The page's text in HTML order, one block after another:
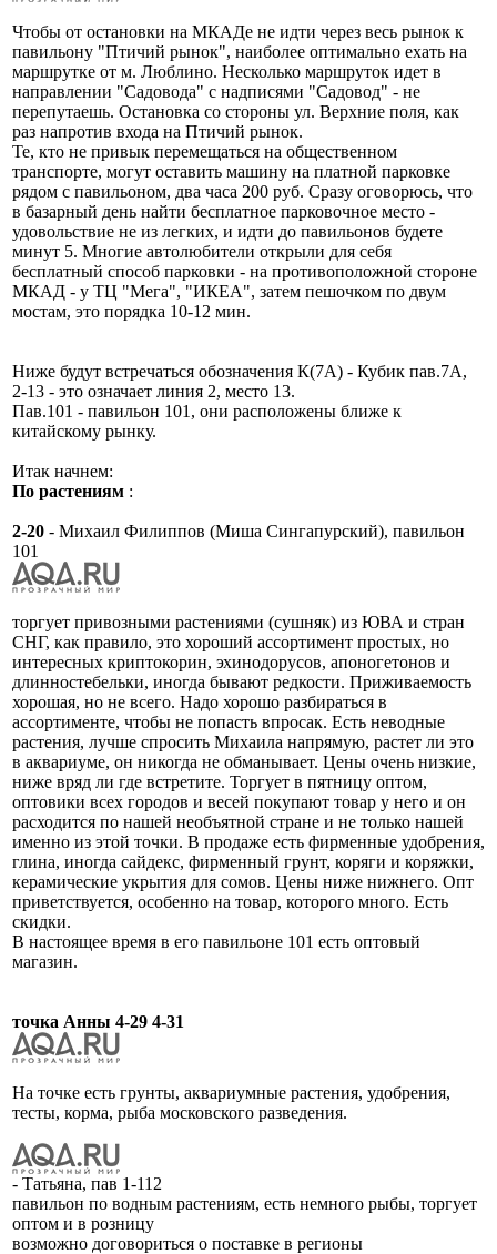
Чтобы от остановки на МКАДе не идти через весь рынок к
павильону "Птичий рынок", наиболее оптимально ехать на
маршрутке от м. Люблино. Несколько маршруток идет в
направлении "Садовода" с надписями "Садовод" - не
перепутаешь. Остановка со стороны ул. Верхние поля, как
раз напротив входа на Птичий рынок.
Те, кто не привык перемещаться на общественном
транспорте, могут оставить машину на платной парковке
рядом с павильоном, два часа 200 руб. Сразу оговорюсь, что
в базарный день найти бесплатное парковочное место -
удовольствие не из легких, и идти до павильонов будете
минут 5. Многие автолюбители открыли для себя
бесплатный способ парковки - на противоположной стороне
МКАД - у ТЦ "Мега", "ИКЕА", затем пешочком по двум
мостам, это порядка 10-12 мин.
Ниже будут встречаться обозначения К(7А) - Кубик пав.7А,
2-13 - это означает линия 2, место 13.
Пав.101 - павильон 101, они расположены ближе к
китайскому рынку.
Итак начнем:
По растениям :
2-20 - Михаил Филиппов (Миша Сингапурский), павильон
101
торгует привозными растениями (сушняк) из ЮВА и стран
СНГ, как правило, это хороший ассортимент простых, но
интересных криптокорин, эхинодорусов, апоногетонов и
длинностебельки, иногда бывают редкости. Приживаемость
хорошая, но не всего. Надо хорошо разбираться в
ассортименте, чтобы не попасть впросак. Есть неводные
растения, лучше спросить Михаила напрямую, растет ли это
в аквариуме, он никогда не обманывает. Цены очень низкие,
ниже вряд ли где встретите. Торгует в пятницу оптом,
оптовики всех городов и весей покупают товар у него и он
расходится по нашей необъятной стране и не только нашей
именно из этой точки. В продаже есть фирменные удобрения,
глина, иногда сайдекс, фирменный грунт, коряги и коряжки,
керамические укрытия для сомов. Цены ниже нижнего. Опт
приветствуется, особенно на товар, которого много. Есть
скидки.
В настоящее время в его павильоне 101 есть оптовый
магазин.
точка Анны 4-29 4-31
На точке есть грунты, аквариумные растения, удобрения,
тесты, корма, рыба московского разведения.
- Татьяна, пав 1-112
павильон по водным растениям, есть немного рыбы, торгует
оптом и в розницу
возможно договориться о поставке в регионы